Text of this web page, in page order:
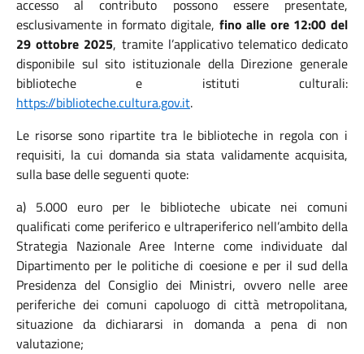
accesso al contributo possono essere presentate,
esclusivamente in formato digitale, fino alle ore 12:00 del
29 ottobre 2025, tramite l’applicativo telematico dedicato
disponibile sul sito istituzionale della Direzione generale
biblioteche e istituti culturali:
https://biblioteche.cultura.gov.it.
Le risorse sono ripartite tra le biblioteche in regola con i
requisiti, la cui domanda sia stata validamente acquisita,
sulla base delle seguenti quote:
a) 5.000 euro per le biblioteche ubicate nei comuni
qualificati come periferico e ultraperiferico nell’ambito della
Strategia Nazionale Aree Interne come individuate dal
Dipartimento per le politiche di coesione e per il sud della
Presidenza del Consiglio dei Ministri, ovvero nelle aree
periferiche dei comuni capoluogo di città metropolitana,
situazione da dichiararsi in domanda a pena di non
valutazione;